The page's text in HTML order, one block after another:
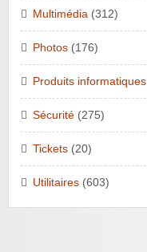
Multimédia (312)
Photos (176)
Produits informatiques
Sécurité (275)
Tickets (20)
Utilitaires (603)